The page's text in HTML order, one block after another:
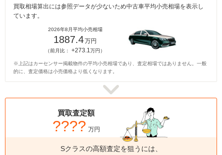
買取相場算出には参照データが少ないため中古車平均小売相場を表示し
ています。
2026年8月平均小売相場
1887.4万円
（前月比：+273.1万円）
※上記はカーセンサー掲載物件の平均小売相場であり、査定相場ではありません。一般
的に、査定価格は小売価格より低くなります。
買取査定額
???? 万円
Sクラスの高額査定を狙うには、